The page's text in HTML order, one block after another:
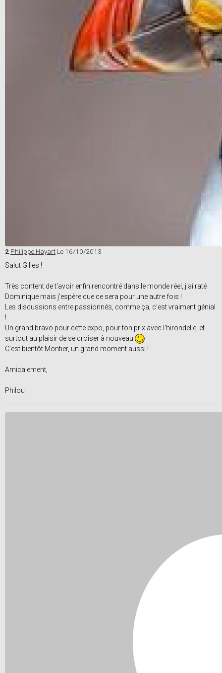
2 Philippe Hayart Le 16/10/2013
Salut Gilles !
Très content de t'avoir enfin rencontré dans le monde réel, j'ai raté
Dominique mais j'espère que ce sera pour une autre fois !
Les discussions entre passionnés, comme ça, c'est vraiment génial
!
Un grand bravo pour cette expo, pour ton prix avec l'hirondelle, et
surtout au plaisir de se croiser à nouveau
C'est bientôt Montier, un grand moment aussi !
Amicalement,
Philou